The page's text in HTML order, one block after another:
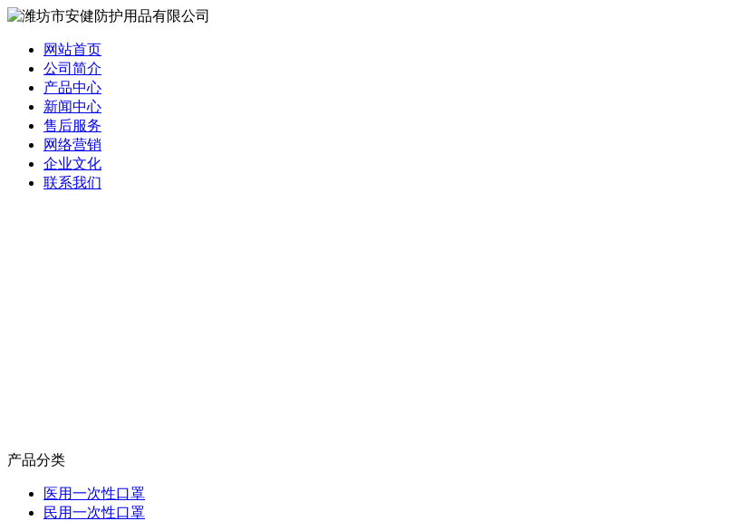
网站首页
公司简介
产品中心
新闻中心
售后服务
网络营销
企业文化
联系我们
产品分类
医用一次性口罩
民用一次性口罩